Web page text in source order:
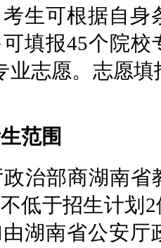
生可根据自
填报45个院
业志愿。志愿
范围
治部商湖南
低于招生计划
湖南省公安